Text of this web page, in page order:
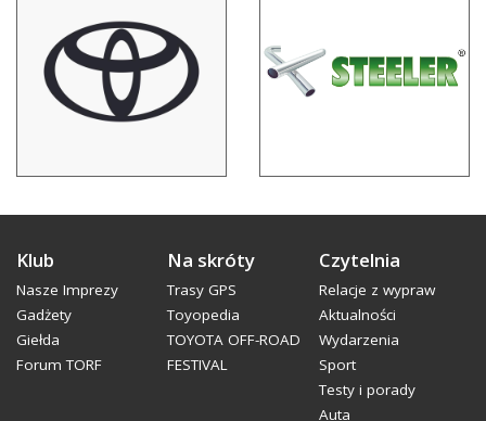
Klub
Nasze Imprezy
Gadżety
Giełda
Forum TORF
Na skróty
Trasy GPS
Toyopedia
TOYOTA OFF-ROAD
FESTIVAL
Czytelnia
Relacje z wypraw
Aktualności
Wydarzenia
Sport
Testy i porady
Auta